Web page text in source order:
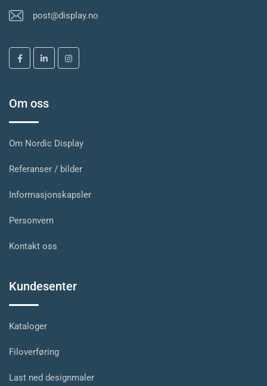
post@display.no
Om oss
Om Nordic Display
Referanser / bilder
Informasjonskapsler
Personvern
Kontakt oss
Kundesenter
Kataloger
Filoverføring
Last ned designmaler